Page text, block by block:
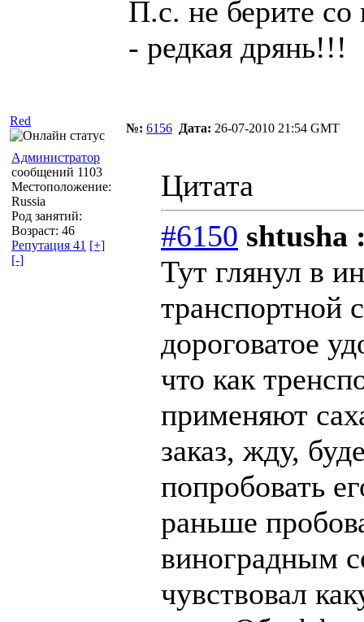
П.с. не берите
- редкая дрянь!!!
Red
№: 6156 Дата: 26-07-2010 21:54 GMT
Администратор
сообщений 1103
Местоположение:
Russia
Род занятий:
Возраст: 46
Репутация 41 [+]
[-]
Цитата
#6150 shtusha
Тут глянул в
транспортной
дороговатое
что как
применяют
заказ, жду,
попробовать
раньше
виноградным
чувствовал